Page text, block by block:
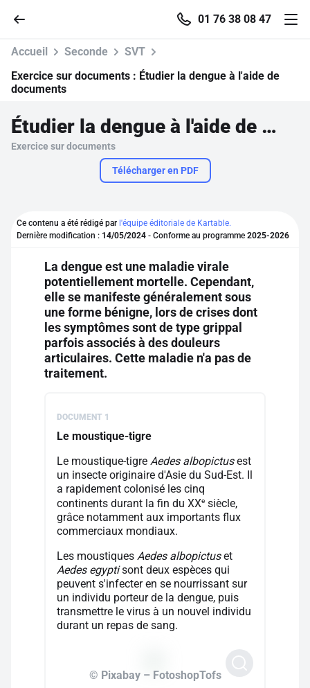
01 76 38 08 47
Parcourir
Se connecter
S'inscrire gratuitement
Pour profiter de 10 contenus offerts.
Accueil Seconde
SVT
Exercice sur documents : Étudier la dengue à l'aide de
documents
Étudier la dengue à l'aide de documents
Exercice sur documents
Télécharger en PDF
Ce contenu a été rédigé par l'équipe éditoriale de Kartable.
Dernière modification : 14/05/2024 - Conforme au programme 2025-2026
La dengue est une maladie virale
potentiellement mortelle. Cependant,
elle se manifeste généralement sous
une forme bénigne, lors de crises dont
les symptômes sont de type grippal
parfois associés à des douleurs
articulaires. Cette maladie n'a pas de
traitement.
DOCUMENT 1
Le moustique-tigre
Le moustique-tigre Aedes albopictusest
un insecte originaire d'Asie du Sud-Est. Il
a rapidement colonisé les cinq
continents durant la fin du XXe siècle,
grâce notamment aux importants flux
commerciaux mondiaux.
Les moustiques Aedes albopictuset
Aedes egyptisont deux espèces qui
peuvent s'infecter en se nourrissant sur
un individu porteur de la dengue, puis
transmettre le virus à un nouvel individu
durant un repas de sang.
© Pixabay – FotoshopTofs